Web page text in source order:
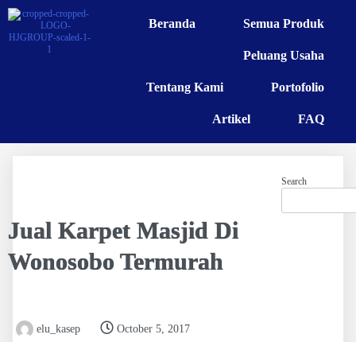
Beranda Semua Produk
Peluang Usaha
Tentang Kami Portofolio
Artikel FAQ
Jual Karpet Masjid Di
Wonosobo Termurah
elu_kasep October 5, 2017
Search